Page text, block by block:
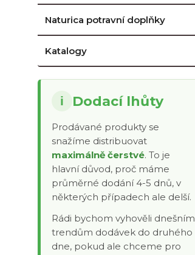
Naturica potravní doplňky
Katalogy
i Dodací lhůty
Prodávané produkty se
snažíme distribuovat
maximálně čerstvé. To je
hlavní důvod, proč máme
průměrné dodání 4-5 dnů, v
některých případech ale delší.
Rádi bychom vyhověli dnešním
trendům dodávek do druhého
dne, pokud ale chceme pro